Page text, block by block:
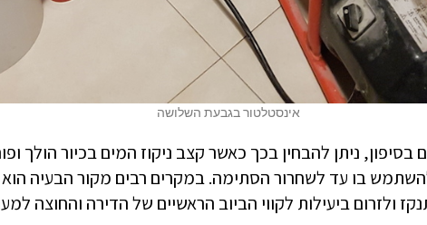
אינסטלטור בגבעת השלושה
בסיפון, ניתן להבחין בכך כאשר קצב ניקוז המים בכיור הולך
בו עד לשחרור הסתימה. במקרים רבים מקור הבעיה הוא
ולזרום ביעילות לקווי הביוב הראשיים של הדירה והחוצה